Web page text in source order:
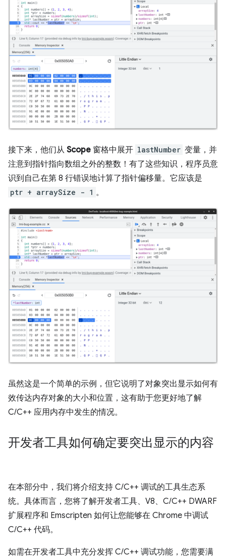
接下来，他们从 Scope 窗格中展开 lastNumber 变量，并
注意到指针指向数组之外的整数！有了这些知识，程序员意
识到自己在第 8 行错误地计算了指针偏移量。它应该是
ptr + arraySize - 1 。
虽然这是一个简单的示例，但它说明了对象突出显示如何有
效传达内存对象的大小和位置，这有助于您更好地了解
C/C++ 应用内存中发生的情况。
开发者工具如何确定要突出显示的内容
在本部分中，我们将介绍支持 C/C++ 调试的工具生态系
统。具体而言，您将了解开发者工具、V8、C/C++ DWARF
扩展程序和 Emscripten 如何让您能够在 Chrome 中调试
C/C++ 代码。
如需在开发者工具中充分发挥 C/C++ 调试功能，您需要满